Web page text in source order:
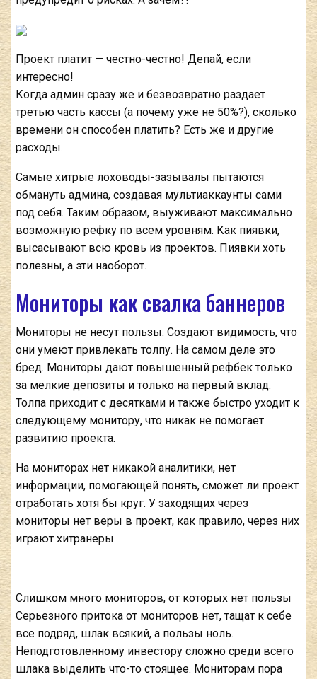
Проект платит — честно-честно! Депай, если
интересно!
Когда админ сразу же и безвозвратно раздает
третью часть кассы (а почему уже не 50%?), сколько
времени он способен платить? Есть же и другие
расходы.
Самые хитрые лоховоды-зазывалы пытаются
обмануть админа, создавая мультиаккаунты сами
под себя. Таким образом, выуживают максимально
возможную рефку по всем уровням. Как пиявки,
высасывают всю кровь из проектов. Пиявки хоть
полезны, а эти наоборот.
Мониторы как свалка баннеров
Мониторы не несут пользы. Создают видимость, что
они умеют привлекать толпу. На самом деле это
бред. Мониторы дают повышенный рефбек только
за мелкие депозиты и только на первый вклад.
Толпа приходит с десятками и также быстро уходит к
следующему монитору, что никак не помогает
развитию проекта.
На мониторах нет никакой аналитики, нет
информации, помогающей понять, сможет ли проект
отработать хотя бы круг. У заходящих через
мониторы нет веры в проект, как правило, через них
играют хитранеры.
Слишком много мониторов, от которых нет пользы
Серьезного притока от мониторов нет, тащат к себе
все подряд, шлак всякий, а пользы ноль.
Неподготовленному инвестору сложно среди всего
шлака выделить что-то стоящее. Мониторам пора